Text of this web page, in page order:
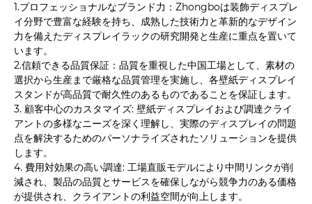
1.プロフェッショナルなブランド力：Zhongboは装飾ディスプレ
イ分野で豊富な経験を持ち、成熟した技術力と革新的なデザイン
力を備えたディスプレイラックの研究開発と生産に重点を置いて
います。
2.信頼できる品質保証：品質を重視した中国工場として、素材の
選択から生産まで厳格な品質管理を実施し、各壁紙ディスプレイ
スタンドが高品質で耐久性のあるものであることを保証します。
3. 顧客中心のカスタマイズ: 壁紙ディスプレイおよび調達クライ
アントの多様なニーズを深く理解し、実際のディスプレイの問題
点を解決するためのパーソナライズされたソリューションを提供
します。
4. 費用対効果の高い調達: 工場直販モデルにより中間リンクが削
減され、製品の品質とサービスを確保しながら競争力のある価格
が提供され、クライアントの利益空間が向上します。